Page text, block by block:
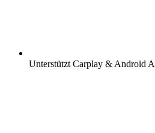
Unterstützt Carplay & Android